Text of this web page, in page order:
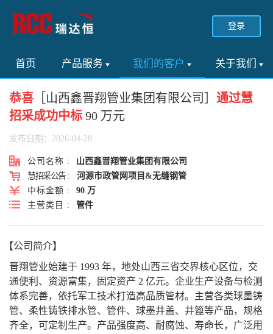
登录
首页 产品服务 我们的客户 关于我们
恭喜 ［山西鑫晋翔管业集团有限公司］ 通过慧
招采成功中标 90 万元
发布日期：2026-04-28
公司名称 : 山西鑫晋翔管业集团有限公司
慧招采公告 :
河源市政管网项目&无缝钢管
中标金额 : 90 万
主营类目 : 管件
【公司简介】
晋翔管业始建于 1993 年，地处山西三省交界核心区位，交
通便利、资源富集，固定资产 2 亿元。企业生产设备与检测
体系完善，依托军工技术打造高品质管材。主营各类球墨铸
管、柔性铸铁排水管、管件、球墨井盖、井篦等产品，规格
齐全，可定制生产。产品强度高、耐腐蚀、寿命长，广泛用